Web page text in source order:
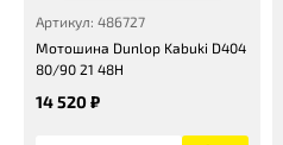
Артикул: 486727
Мотошина Dunlop Kabuki D404
80/90 21 48H
14 520 ₽